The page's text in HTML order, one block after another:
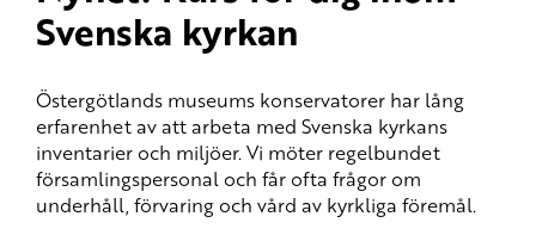
Svenska kyrkan
Östergötlands museums konservatorer har lång
erfarenhet av att arbeta med Svenska kyrkans
inventarier och miljöer. Vi möter regelbundet
församlingspersonal och får ofta frågor om
underhåll, förvaring och vård av kyrkliga föremål.